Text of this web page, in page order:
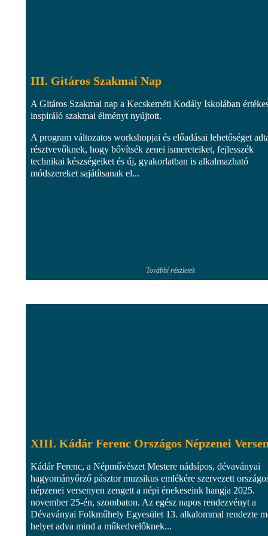
III. Gitáros Szakmai Nap
A Gitáros Szakmai nap a Kecskeméti Kodály Iskolában
inspiráló szakmai élményt nyújtott.
A program változatos workshopjai és előadásai lehetőséget
résztvevőknek, hogy bővítsék zenei ismereteiket, fejlesszék
technikai készségeiket és új, gyakorlatban is alkalmazható
módszereket sajátítsanak el...
További részletek
XIII. Kádár Ferenc Országos Népzenei
Kádár Ferenc, a Népművészet Mestere nádsípos, dévaványai
hagyományőrző pásztor muzsikus emlékére szervezett
népzenei versenyen zengett a népi énekeseink hangja 2025.
november 25-én, szombaton. Az egész napos rendezvényt a
Dévaványai Folkműhely Egyesület 13. alkalommal rendezte
helyet adva mind a műkedvelőknek...